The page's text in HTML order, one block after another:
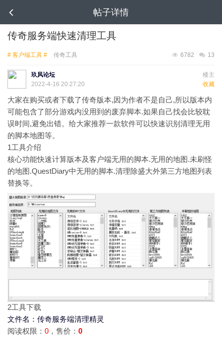
帖子详情
传奇服务端快速清理工具
# 客户端工具 # 传奇工具 13
6782
楼主
玖风论坛
收藏
2022-4-16 20:27:20
大家在购买或者下载了传奇版本,因为作者不是自己,所以版本内
可能包含了部分游戏内没用到的废弃脚本.如果自己找会比较耽
误时间,避免出错。给大家推荐一款软件可以快速识别清理无用
的脚本地图等。
1工具介绍
核心功能快速计算版本及客户端无用的脚本.无用的地图.未刷怪
的地图.QuestDiary中无用的脚本.清理除盛大外第三方地图列表
替换等。
2工具下载
文件名：传奇服务端清理精灵
阅读权限： 0 ，售价： 0